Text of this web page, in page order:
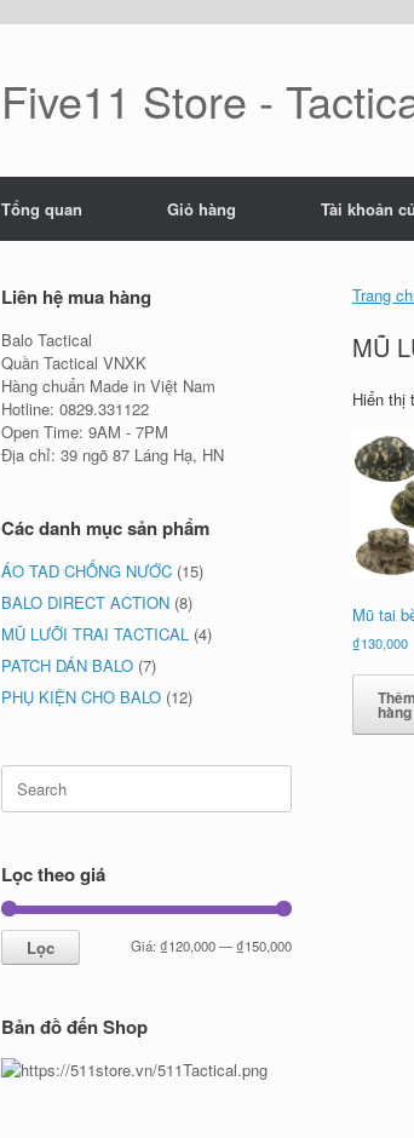
Five11 Store -
Tổng quan Giỏ hàng Tài khoản
Trang
MŨ
Hiển thị
Mũ tai
₫130,000
hàng
Liên hệ mua hàng
Balo Tactical
Quần Tactical VNXK
Hàng chuẩn Made in Việt Nam
Hotline: 0829.331122
Open Time: 9AM - 7PM
Địa chỉ: 39 ngõ 87 Láng Hạ, HN
Các danh mục sản phẩm
ÁO TAD CHỐNG NƯỚC (15)
BALO DIRECT ACTION (8)
MŨ LƯỠI TRAI TACTICAL (4)
PATCH DÁN BALO (7)
PHỤ KIỆN CHO BALO (12)
Search
for:
Lọc theo giá
Giá
Giá
Lọc Giá:₫120,000—₫150,000
Bản đồ đến Shop